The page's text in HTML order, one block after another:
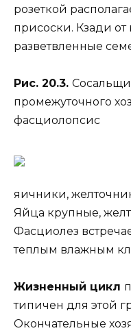
розеткой
присоски. Кзади от
разветвленные
Рис. 20.3.
промежуточного
фасциолопсис
яичники,
Яйца крупные,
Фасциолез
теплым влажным
Жизненный цикл
типичен для этой
Окончательные